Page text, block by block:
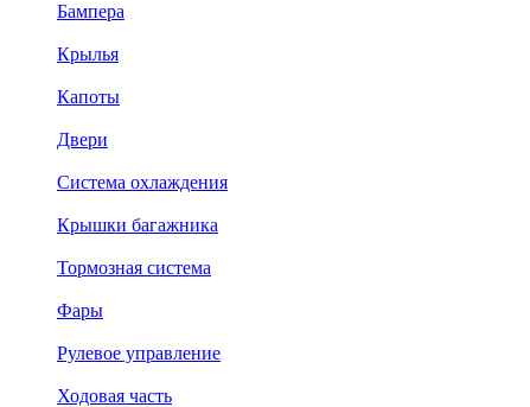
Бампера
Крылья
Капоты
Двери
Система охлаждения
Крышки багажника
Тормозная система
Фары
Рулевое управление
Ходовая часть